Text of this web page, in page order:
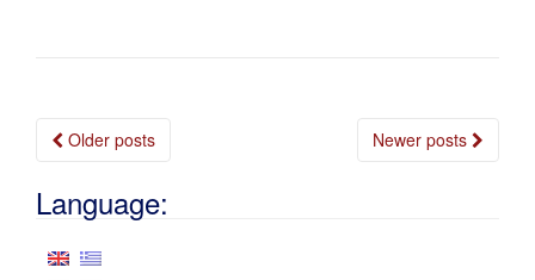
Posts
Older posts Newer posts
Language: